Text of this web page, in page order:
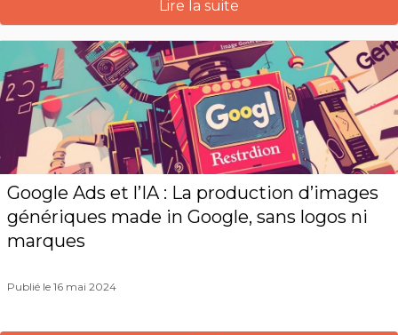
Lire la suite
Google Ads et l’IA : La production d’images
génériques made in Google, sans logos ni
marques
Publié le 16 mai 2024